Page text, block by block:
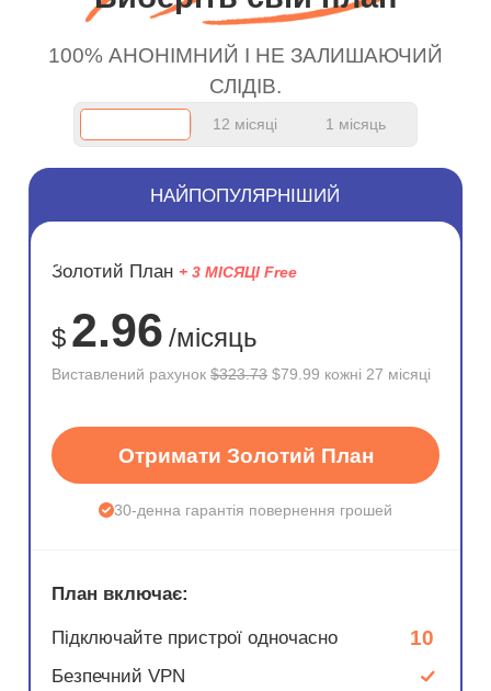
work.
сервісом. А 10/10.
100% АНОНІМНИЙ І НЕ ЗАЛИШАЮЧИЙ
СЛІДІВ.
12 місяці 1 місяць
ЗНИЖКА
75%
НАЙПОПУЛЯРНІШИЙ
Золотий План + 3 МІСЯЦІ Free
$ 2.96 /місяць
Виставлений рахунок$323.73 $79.99 кожні 27 місяці
Отримати Золотий План
30-денна гарантія повернення грошей
План включає:
Підключайте пристрої одночасно 10
Безпечний VPN